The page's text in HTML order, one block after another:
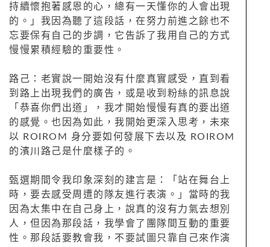
持續懷抱著感恩的心，總有一天懂你的人會出現
的。」我因為聽了這段話，在努力前進之餘也不
忘要保有自己的步調，它告訴了我用自己的方式
慢慢累積經驗的重要性。
路己：老實說一開始沒有什麼真實感受，直到看
到路上出現我們的廣告，或是收到粉絲的訊息說
「恭喜你們出道」，我才開始慢慢有真的要出道
的感覺。也因為如此，我開始更深入思考，未來
以 ROIROM 身分要如何發展下去以及 ROIROM
的濱川路己是什麼樣子的。
甄選期間令我印象深刻的建言是：「站在舞台上
時，要去感受周遭的隊友進行表演。」當時的我
因為太集中在自己身上，說真的沒有力氣去想別
人，但因為那段話，我學會了團隊間互動的重要
性。那段話要教會我，不要試圖只靠自己來作演